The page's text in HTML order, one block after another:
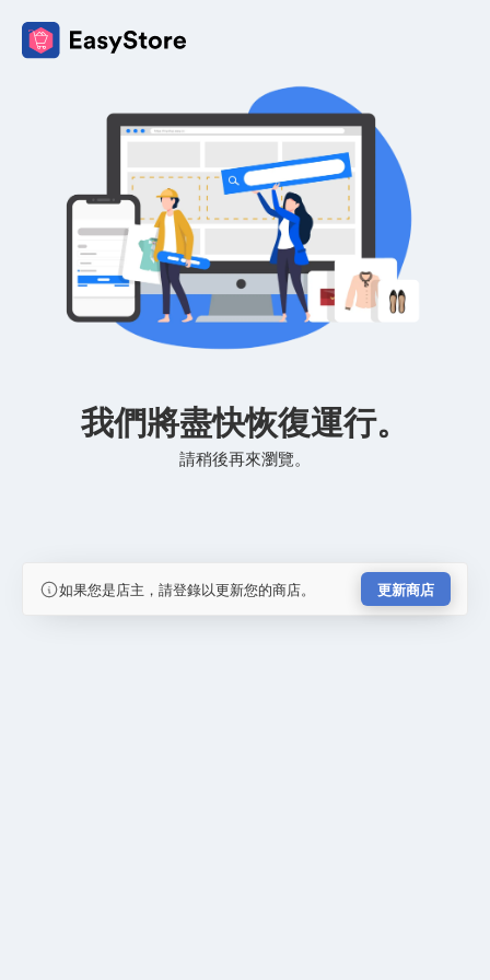
我們將盡快恢復運行。
請稍後再來瀏覽。
如果您是店主，請登錄以更新您的商店。 更新商店